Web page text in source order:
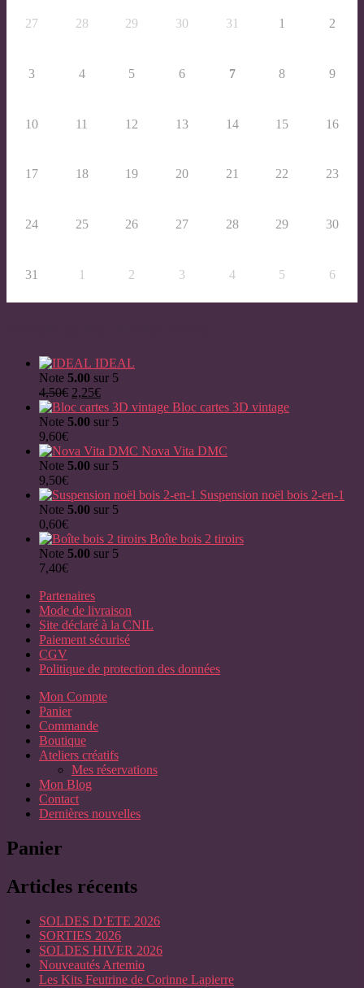
27 28 29 30 31 1 2
3 4 5 6 7 8 9
10 11 12 13 14 15 16
17 18 19 20 21 22 23
24 25 26 27 28 29 30
31 1 2 3 4 5 6
IDEAL
Note 5.00 sur 5
4,50€ Le
prix
initial
4,50€.
2,25€Le
prix
actuel
2,25€.
Bloc cartes 3D vintage
Note 5.00 sur 5
9,60€
Nova Vita DMC
Note 5.00 sur 5
9,50€
Suspension noël bois 2-en-1
Note 5.00 sur 5
0,60€
Boîte bois 2 tiroirs
Note 5.00 sur 5
7,40€
Partenaires
Mode de livraison
Site déclaré à la CNIL
Paiement sécurisé
CGV
Politique de protection des données
Mon Compte
Panier
Commande
Boutique
Ateliers créatifs
Mes réservations
Mon Blog
Contact
Dernières nouvelles
Panier
Articles récents
SOLDES D’ETE 2026
SORTIES 2026
SOLDES HIVER 2026
Nouveautés Artemio
Les Kits Feutrine de Corinne Lapierre